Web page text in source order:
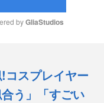
e
by GliaStudios
コスプレイヤー
う」「すごい